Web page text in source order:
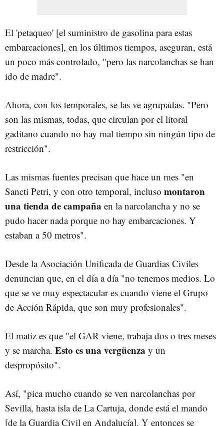
El 'petaqueo' [el suministro de gasolina para estas
embarcaciones], en los últimos tiempos, aseguran, está
un poco más controlado, "pero las narcolanchas se han
ido de madre".
Ahora, con los temporales, se las ve agrupadas. "Pero
son las mismas, todas, que circulan por el litoral
gaditano cuando no hay mal tiempo sin ningún tipo de
restricción".
Las mismas fuentes precisan que hace un mes "en
Sancti Petri, y con otro temporal, incluso montaron
una tienda de campaña en la narcolancha y no se
pudo hacer nada porque no hay embarcaciones. Y
estaban a 50 metros".
Desde la Asociación Unificada de Guardias Civiles
denuncian que, en el día a día "no tenemos medios. Lo
que se ve muy espectacular es cuando viene el Grupo
de Acción Rápida, que son muy profesionales".
El matiz es que "el GAR viene, trabaja dos o tres meses
y se marcha. Esto es una vergüenza y un
despropósito".
Así, "pica mucho cuando se ven narcolanchas por
Sevilla, hasta isla de La Cartuja, donde está el mando
[de la Guardia Civil en Andalucía]. Y entonces se